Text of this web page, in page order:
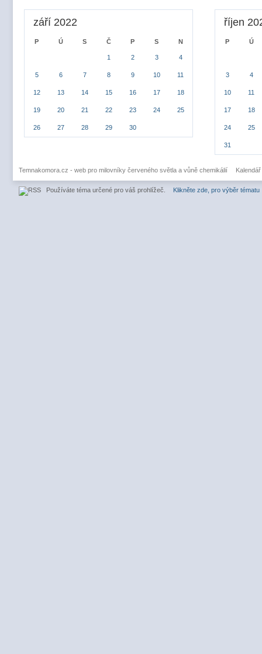
září 2022
P Ú S Č P S N
1 2 3 4
5 6 7 8 9 10 11
12 13 14 15 16 17 18
19 20 21 22 23 24 25
26 27 28 29 30
říjen
P Ú
3 4
10 11
17 18
24 25
31
Temnakomora.cz - web pro milovníky červeného světla a vůně chemikálií Kalendář
Používáte téma určené pro váš prohlížeč. Klikněte zde, pro výběr tématu